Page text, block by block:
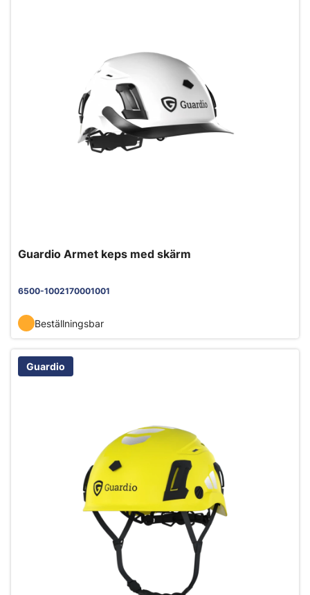
Guardio Armet keps med skärm
6500-1002170001001
Beställningsbar
Guardio